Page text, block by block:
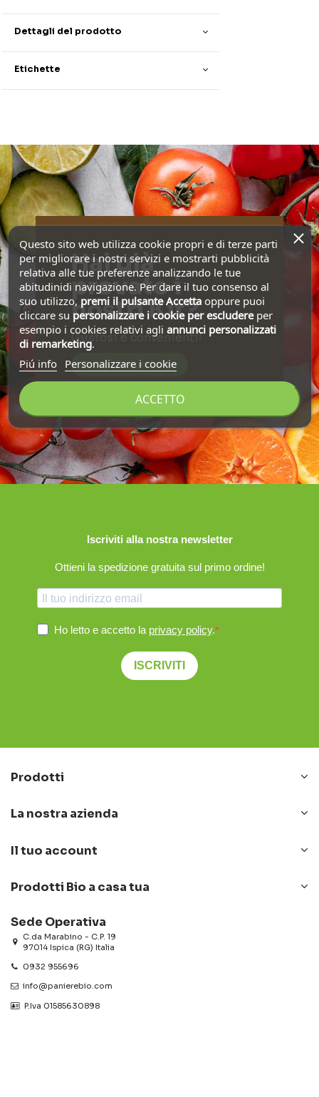
Dettagli del prodotto
Etichette
Hai già
provato i
nostri Kit?
Gustosi e convenienti!
Scoprili tutti
Iscriviti alla nostra newsletter
Ottieni la spedizione gratuita sul primo ordine!
Ho letto e accetto la privacy policy.
ISCRIVITI
Prodotti
La nostra azienda
Il tuo account
Prodotti Bio a casa tua
Sede Operativa
C.da Marabino - C.P. 19
97014 Ispica (RG) Italia
0932 955696
info@panierebio.com
‎‎‎‎‎ P.Iva 01585630898
Questo sito web utilizza cookie propri e di terze parti
per migliorare i nostri servizi e mostrarti pubblicità
relativa alle tue preferenze analizzando le tue
abitudinidi navigazione. Per dare il tuo consenso al
suo utilizzo, premi il pulsante Accettaoppure puoi
cliccare su personalizzare i cookie per escludereper
esempio i cookies relativi agli annunci personalizzati
di remarketing.
Piú info
Personalizzare i cookie
ACCETTO